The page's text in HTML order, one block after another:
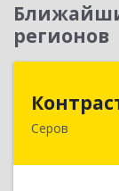
регионов
Серов
624993,